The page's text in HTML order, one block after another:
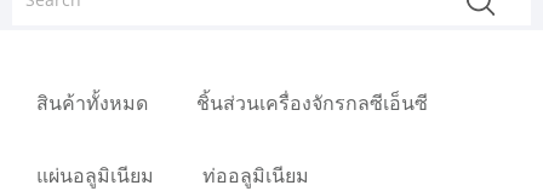
สินค้าทั้งหมด ชิ้นส่วนเครื่องจักรกลซีเอ็นซี
แผ่นอลูมิเนียม ท่ออลูมิเนียม